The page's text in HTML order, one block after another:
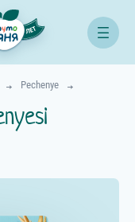
Pechenye